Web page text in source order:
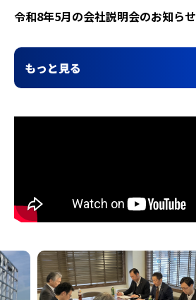
令和8年5月の会社説明会のお知らせ
もっと見る